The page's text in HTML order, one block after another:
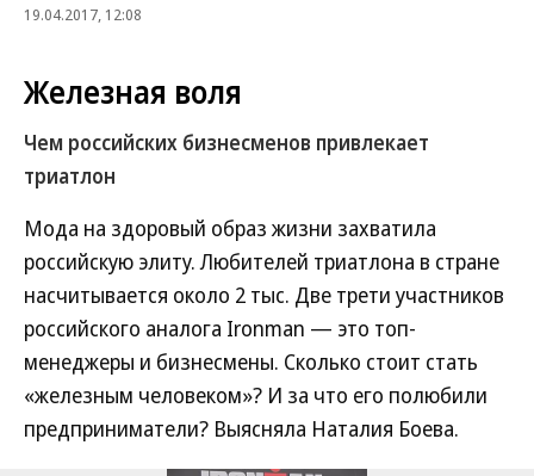
19.04.2017, 12:08
Железная воля
Чем российских бизнесменов привлекает
триатлон
Мода на здоровый образ жизни захватила
российскую элиту. Любителей триатлона в стране
насчитывается около 2 тыс. Две трети участников
российского аналога Ironman — это топ-
менеджеры и бизнесмены. Сколько стоит стать
«железным человеком»? И за что его полюбили
предприниматели? Выясняла Наталия Боева.